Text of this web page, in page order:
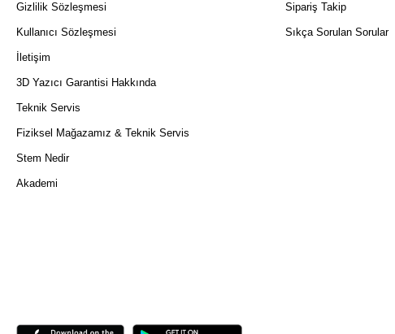
Gizlilik Sözleşmesi
Kullanıcı Sözleşmesi
İletişim
3D Yazıcı Garantisi Hakkında
Teknik Servis
Fiziksel Mağazamız & Teknik Servis
Stem Nedir
Akademi
Sipariş Takip
Sıkça Sorulan Sorular